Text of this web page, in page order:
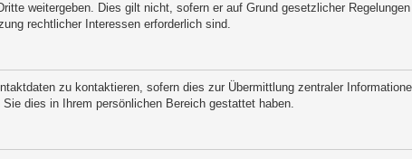
weitergeben. Dies gilt nicht, sofern er auf Grund gesetzlicher
rechtlicher Interessen erforderlich sind.
zu kontaktieren, sofern dies zur Übermittlung zentraler
dies in Ihrem persönlichen Bereich gestattet haben.